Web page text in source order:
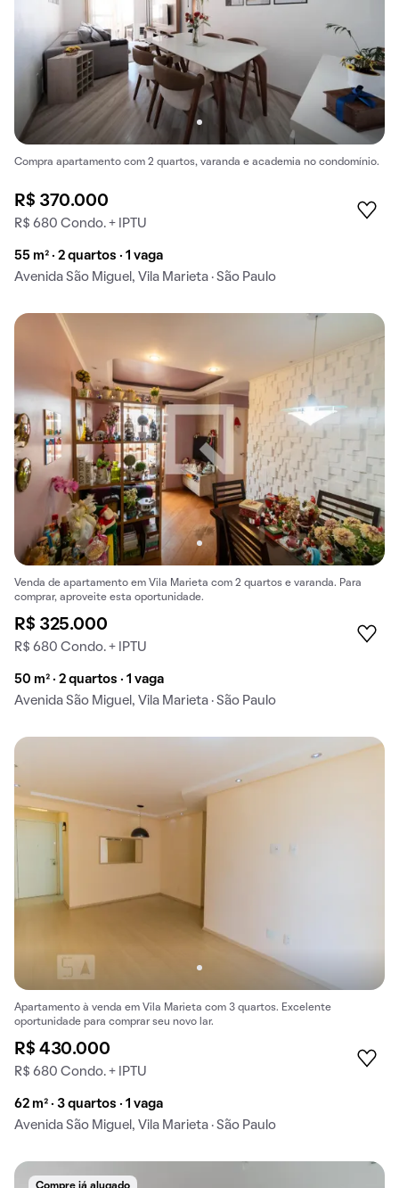
Compra apartamento com 2 quartos, varanda e academia no condomínio.
R$ 370.000
R$ 680 Condo. + IPTU
55 m² · 2 quartos · 1 vaga
Avenida São Miguel, Vila Marieta · São Paulo
Venda de apartamento em Vila Marieta com 2 quartos e varanda. Para
comprar, aproveite esta oportunidade.
R$ 325.000
R$ 680 Condo. + IPTU
50 m² · 2 quartos · 1 vaga
Avenida São Miguel, Vila Marieta · São Paulo
Apartamento à venda em Vila Marieta com 3 quartos. Excelente
oportunidade para comprar seu novo lar.
R$ 430.000
R$ 680 Condo. + IPTU
62 m² · 3 quartos · 1 vaga
Avenida São Miguel, Vila Marieta · São Paulo
Compre já alugado